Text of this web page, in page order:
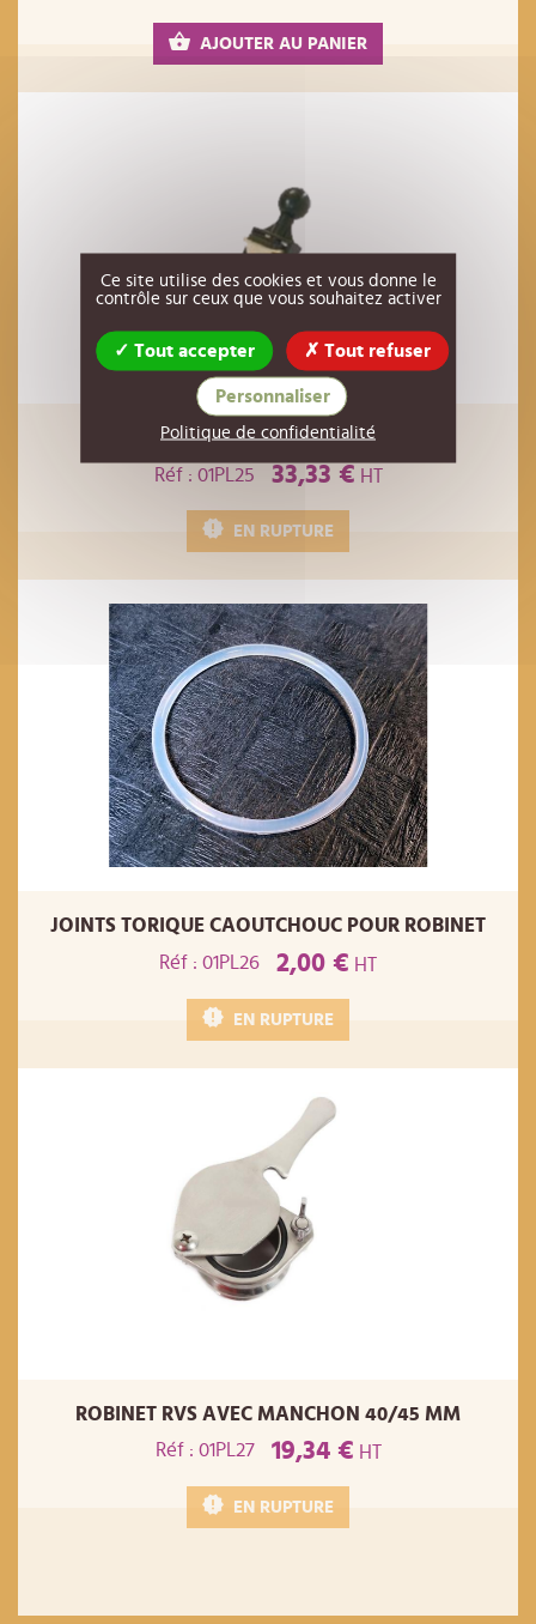
AJOUTER AU PANIER
Robinet droit perfection 50/60
Réf : 01PL25
33,33 € HT
EN RUPTURE
JOINTS TORIQUE CAOUTCHOUC POUR ROBINET
Réf : 01PL26
2,00 € HT
EN RUPTURE
ROBINET RVS AVEC MANCHON 40/45 MM
Réf : 01PL27
19,34 € HT
EN RUPTURE
Ce site utilise des cookies et vous donne le
contrôle sur ceux que vous souhaitez activer
Tout accepter Tout refuser
Personnaliser
Politique de confidentialité